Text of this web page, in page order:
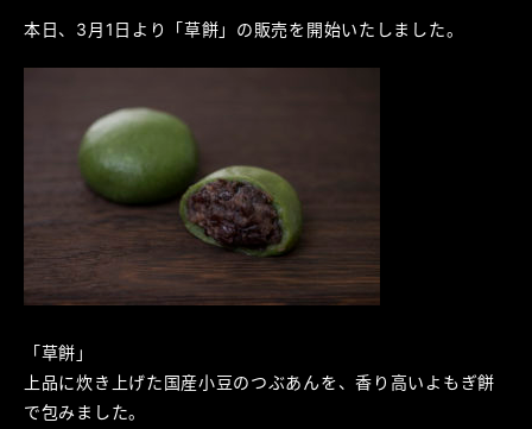
本日、3月1日より「草餅」の販売を開始いたしました。
「草餅」
上品に炊き上げた国産小豆のつぶあんを、香り高いよもぎ餅
で包みました。